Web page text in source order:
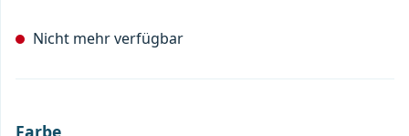
Nicht mehr verfügbar
auswählen